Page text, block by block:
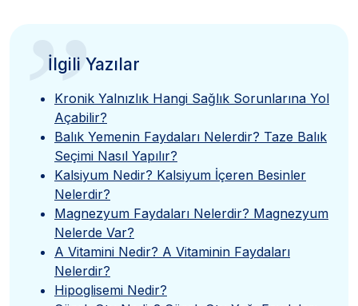
”
İlgili Yazılar
Kronik Yalnızlık Hangi Sağlık Sorunlarına Yol
Açabilir?
Balık Yemenin Faydaları Nelerdir? Taze Balık
Seçimi Nasıl Yapılır?
Kalsiyum Nedir? Kalsiyum İçeren Besinler
Nelerdir?
Magnezyum Faydaları Nelerdir? Magnezyum
Nelerde Var?
A Vitamini Nedir? A Vitaminin Faydaları
Nelerdir?
Hipoglisemi Nedir?